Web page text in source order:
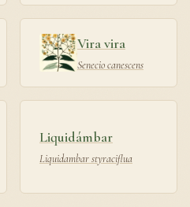
Vira vira
Senecio canescens
Liquidámbar
Liquidambar styraciflua